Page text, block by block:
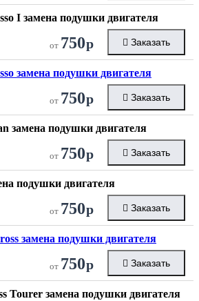
I замена подушки двигателя
от 750р Заказать
замена подушки двигателя
от 750р Заказать
замена подушки двигателя
от 750р Заказать
подушки двигателя
от 750р Заказать
замена подушки двигателя
от 750р Заказать
Tourer замена подушки двигателя